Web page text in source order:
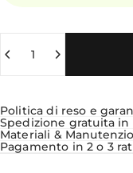
Politica di reso e
Spedizione gratuita in
Materiali &
Pagamento in 2 o 3